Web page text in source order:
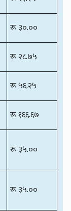
रू ३०.००
रू २८.७५
रू ५६.२५
रू १६६.६७
रू ३५.००
रू ३५.००